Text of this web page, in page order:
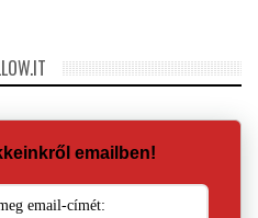
emailben!